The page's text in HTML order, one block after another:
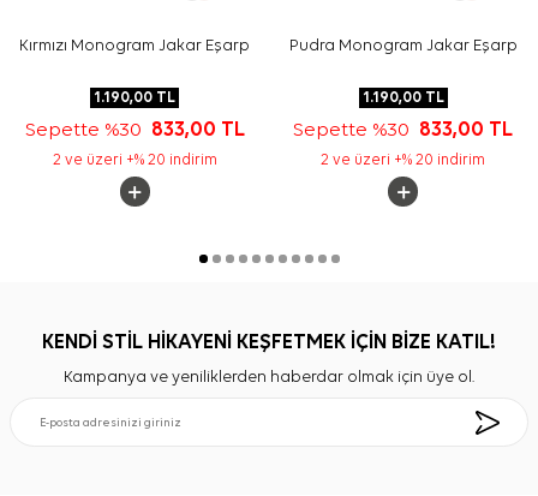
Kırmızı Monogram Jakar Eşarp
1.190,00 TL
Sepette %30 833,00 TL
2 ve üzeri +% 20 indirim
Pudra Monogram Jakar Eşarp
1.190,00TL
Sepette %30 833,00 TL
2 ve üzeri +% 20 indirim
KENDİ STİL HİKAYENİ KEŞFETMEK İÇİN BİZE KATIL!
Kampanya ve yeniliklerden haberdar olmak için üye ol.